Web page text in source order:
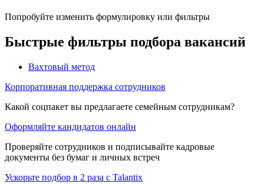
Попробуйте изменить формулировку или фильтры
Быстрые фильтры подбора вакансий
Вахтовый метод
Корпоративная поддержка сотрудников
Какой соцпакет вы предлагаете семейным сотрудникам?
Оформляйте кандидатов онлайн
Проверяйте сотрудников и подписывайте кадровые
документы без бумаг и личных встреч
Ускорьте подбор в 2 раза с Talantix